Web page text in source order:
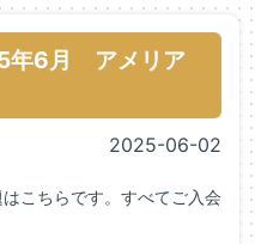
年6月 アメリア
2025-06-02
こちらです。すべてご入会